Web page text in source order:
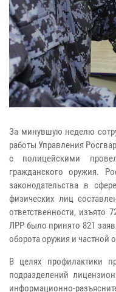
За минувшую неделю
работы Управления
с полицейскими
гражданского оружия.
законодательства в
физических лиц
ответственности, изъято
ЛРР было принято 821
оборота оружия и частной
В целях профилактики
подразделений
информационно-